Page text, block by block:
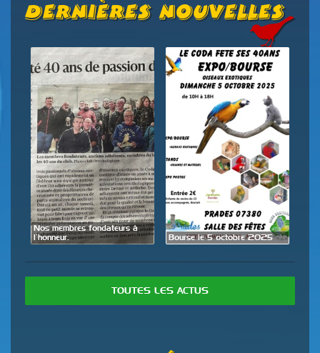
Dernières Nouvelles
Nos membres fondateurs à
l’honneur.
Bourse le 5 octobre 2025
TOUTES LES ACTUS